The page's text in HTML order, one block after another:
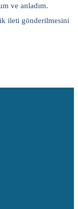
ve anladım.
ileti gönderilmesini